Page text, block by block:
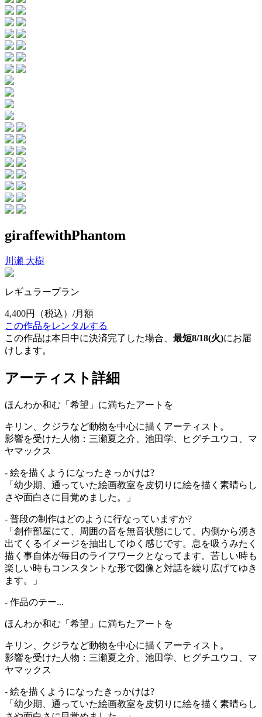
giraffewithPhantom
川瀬 大樹
レギュラープラン
4,400円
（税込）/月額
この作品をレンタルする
この作品は本日中に決済完了した場合、 最短8/18(火)にお届
けします。
アーティスト詳細
ほんわか和む「希望」に満ちたアートを
キリン、クジラなど動物を中心に描くアーティスト。
影響を受けた人物：三瀬夏之介、池田学、ヒグチユウコ、マ
ヤマックス
- 絵を描くようになったきっかけは?
「幼少期、通っていた絵画教室を皮切りに絵を描く素晴らし
さや面白さに目覚めました。」
- 普段の制作はどのように行なっていますか?
「創作部屋にて、周囲の音を無音状態にして、内側から湧き
出てくるイメージを抽出してゆく感じです。息を吸うみたく
描く事自体が毎日のライフワークとなってます。苦しい時も
楽しい時もコンスタントな形で図像と対話を繰り広げてゆき
ます。」
- 作品のテー...
ほんわか和む「希望」に満ちたアートを
キリン、クジラなど動物を中心に描くアーティスト。
影響を受けた人物：三瀬夏之介、池田学、ヒグチユウコ、マ
ヤマックス
- 絵を描くようになったきっかけは?
「幼少期、通っていた絵画教室を皮切りに絵を描く素晴らし